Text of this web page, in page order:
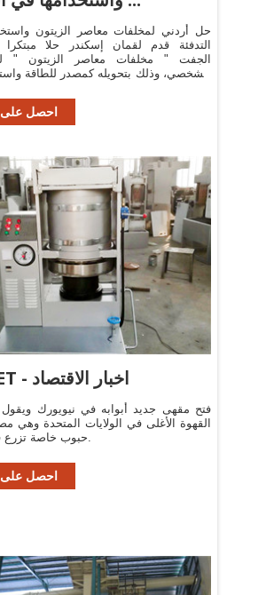
حل أردني لمخلفات معاصر الزيتون
التدفئة قدم لقمان إسكندر حلا مبتكرا
الجفت " مخلفات معاصر الزيتون "
الشخصي، وذلك بتحويله كمصدر للطاقة
احصل على
PANET - اخبار الاقتصاد
فتح مقهى جديد أبوابه في نيويورك ويقول
القهوة الأغلى في الولايات المتحدة وهي
حبوب خاصة تزرع في إثيوبيا.
احصل على